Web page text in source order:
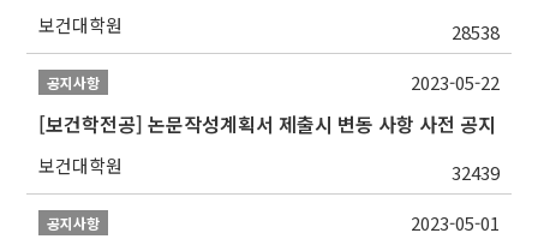
보건대학원 28538
공지사항
[보건학전공] 논문작성계획서 제출시 변동 사항 사전 공지
보건대학원 32439
2023-05-22
공지사항 2023-05-01